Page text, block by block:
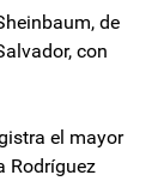
de
con
el mayor
Rodríguez